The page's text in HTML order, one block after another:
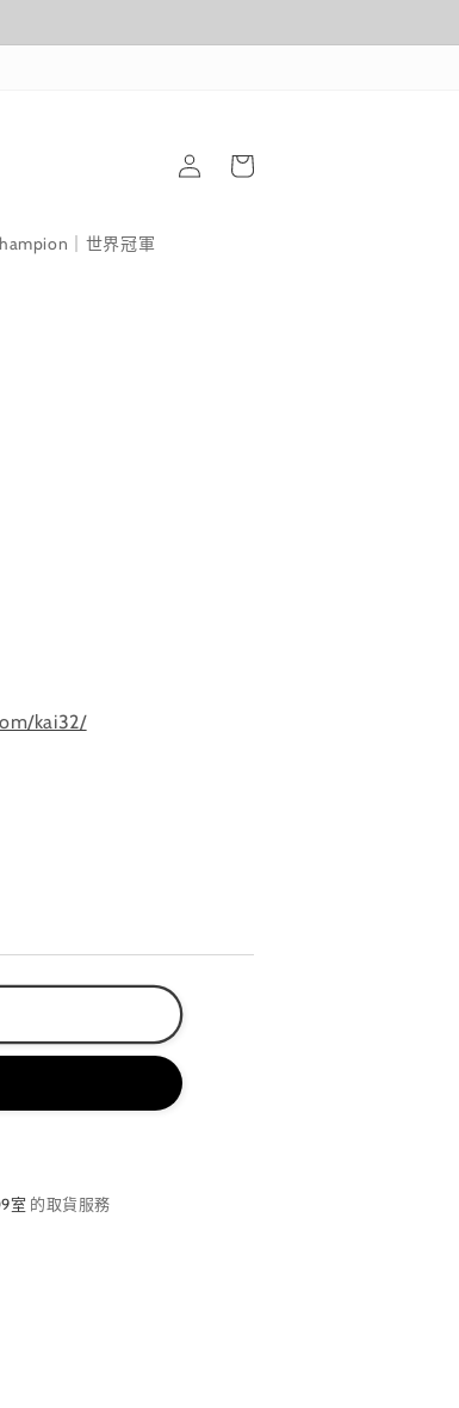
｜世界冠軍
登
入
物
kai32/
室 的取貨服務